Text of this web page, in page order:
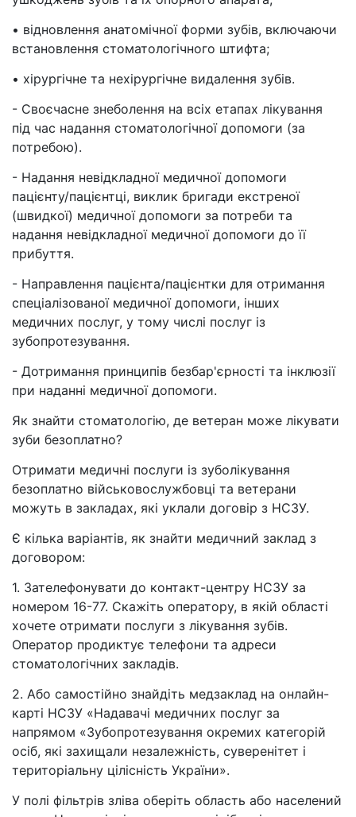
• відновлення анатомічної форми зубів, включаючи
встановлення стоматологічного штифта;
• хірургічне та нехірургічне видалення зубів.
- Своєчасне знеболення на всіх етапах лікування
під час надання стоматологічної допомоги (за
потребою).
- Надання невідкладної медичної допомоги
пацієнту/пацієнтці, виклик бригади екстреної
(швидкої) медичної допомоги за потреби та
надання невідкладної медичної допомоги до її
прибуття.
- Направлення пацієнта/пацієнтки для отримання
спеціалізованої медичної допомоги, інших
медичних послуг, у тому числі послуг із
зубопротезування.
- Дотримання принципів безбар'єрності та інклюзії
при наданні медичної допомоги.
Як знайти стоматологію, де ветеран може лікувати
зуби безоплатно?
Отримати медичні послуги із зуболікування
безоплатно військовослужбовці та ветерани
можуть в закладах, які уклали договір з НСЗУ.
Є кілька варіантів, як знайти медичний заклад з
договором:
1. Зателефонувати до контакт-центру НСЗУ за
номером 16-77. Скажіть оператору, в якій області
хочете отримати послуги з лікування зубів.
Оператор продиктує телефони та адреси
стоматологічних закладів.
2. Або самостійно знайдіть медзаклад на онлайн-
карті НСЗУ «Надавачі медичних послуг за
напрямом «Зубопротезування окремих категорій
осіб, які захищали незалежність, суверенітет і
територіальну цілісність України».
У полі фільтрів зліва оберіть область або населений